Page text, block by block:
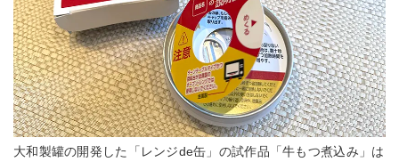
大和製罐の開発した「レンジde缶」の試作品「牛もつ煮込み」は